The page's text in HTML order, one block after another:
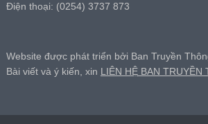
Điện thoại: (0254) 3737 873
Website được phát triển bởi Ban Truyền
Bài viết và ý kiến, xin LIÊN HỆ BAN TRUYỀN